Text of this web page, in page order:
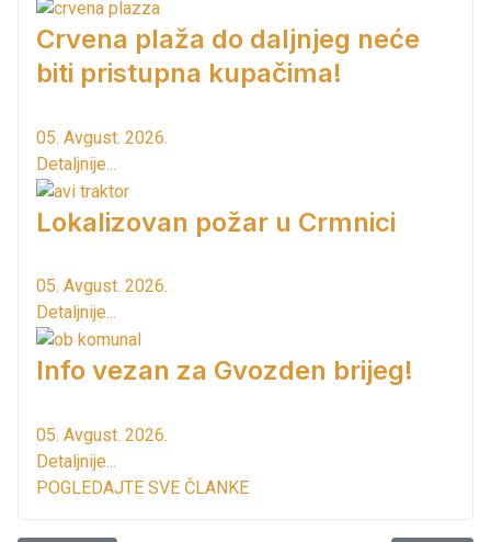
Crvena plaža do daljnjeg neće
biti pristupna kupačima!
05. Avgust. 2026.
Detaljnije...
Lokalizovan požar u Crmnici
05. Avgust. 2026.
Detaljnije...
Info vezan za Gvozden brijeg!
05. Avgust. 2026.
Detaljnije...
POGLEDAJTE SVE ČLANKE